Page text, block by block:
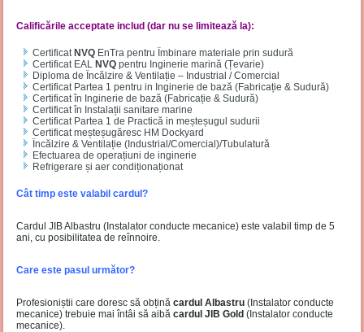
Calificările acceptate includ (dar nu se limitează la):
CertificatNVQ EnTra pentru Îmbinare materiale prin sudură
Certificat EALNVQ pentru Inginerie marină (Țevarie)
Diploma de Încălzire & Ventilație – Industrial / Comercial
Certificat Partea 1 pentru in Inginerie de bază (Fabricație & Sudură)
Certificat în Inginerie de bază (Fabricație & Sudură)
Certificat în Instalații sanitare marine
Certificat Partea 1 de Practică in meșteșugul sudurii
Certificat meșteșugăresc HM Dockyard
Încălzire & Ventilație (Industrial/Comercial)/Tubulatură
Efectuarea de operațiuni de inginerie
Refrigerare și aer condiționaționat
Cât timp este valabil cardul?
Cardul JIB Albastru (Instalator conducte mecanice) este valabil timp de 5
ani, cu posibilitatea de reînnoire.
Care este pasul următor?
Profesioniștii care doresc să obținăcardul Albastru (Instalator conducte
mecanice) trebuie mai întâi să aibăcardul JIB Gold(Instalator conducte
mecanice).